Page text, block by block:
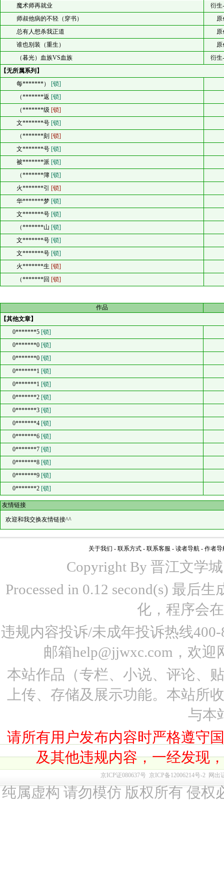
魔术师再就业
衍生
师叔他病的不轻（穿书）
原
总有人想杀我正道
原
谁也别装（重生）
原
（暮光）血族VS血族
衍生
【无所属系列】
每*******） [锁]
（*******返 [锁]
（*******级 [锁]
文*******号 [锁]
（*******刻 [锁]
文*******号 [锁]
被*******派 [锁]
（*******簿 [锁]
火*******引 [锁]
华*******梦 [锁]
文*******号 [锁]
（*******山 [锁]
文*******号 [锁]
文*******号 [锁]
火*******生 [锁]
（*******回 [锁]
作品
【其他文章】
0*******5 [锁]
0*******0 [锁]
0*******0 [锁]
0*******1 [锁]
0*******1 [锁]
0*******2 [锁]
0*******3 [锁]
0*******4 [锁]
0*******6 [锁]
0*******7 [锁]
0*******8 [锁]
0*******9 [锁]
0*******2 [锁]
友情链接
欢迎和我交换友情链接^^
关于我们 - 联系方式 - 联系客服 - 读者导航 - 作者导
Copyright By 晋江文学
Processed in 0.12 second(s) 最后
化，程序会
违规内容投诉/未成年投诉热线
邮箱help@jjwxc.com，欢
本站作品（专栏、小说、评论、
上传、存储及展示功能。本站所
与本
请所有用户发布内容时严格遵守
及其他违规内容，一经发现
京ICP证080637号 京ICP备12006214号-2 网出
纯属虚构 请勿模仿 版权所有 侵权